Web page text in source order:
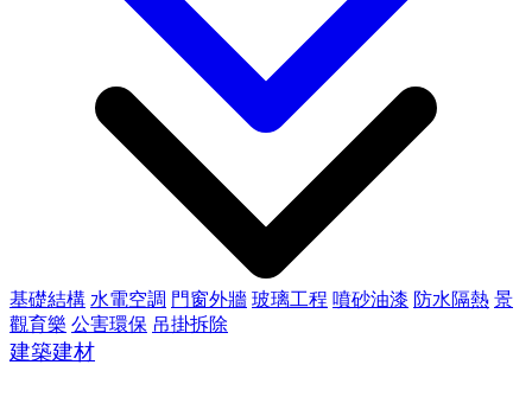
基礎結構 水電空調 門窗外牆 玻璃工程 噴砂油漆 防水隔熱 景
觀育樂 公害環保 吊掛拆除
建築建材